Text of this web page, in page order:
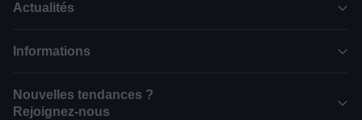
Actualités
Informations
Nouvelles tendances ?
Rejoignez-nous